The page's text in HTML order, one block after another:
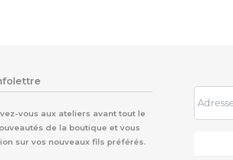
vous aux ateliers avant tout le
de la boutique et vous
sur vos nouveaux fils préférés.